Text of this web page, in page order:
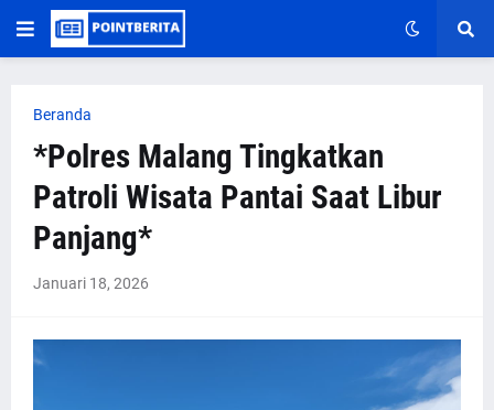
Beranda
*Polres Malang Tingkatkan
Patroli Wisata Pantai Saat Libur
Panjang*
Januari 18, 2026